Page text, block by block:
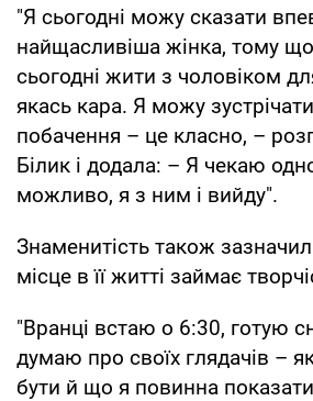
"Я сьогодні можу сказати
найщасливіша жінка, тому
сьогодні жити з чоловіком
якась кара. Я можу
побачення – це класно, –
Білик і додала: – Я чекаю
можливо, я з ним і вийду".
Знаменитість також
місце в її житті займає
"Вранці встаю о 6:30, готую
думаю про своїх глядачів –
бути й що я повинна